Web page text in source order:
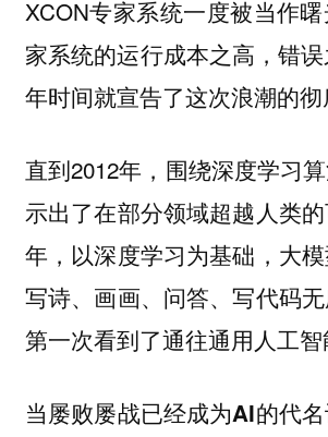
XCON专家系统一度被当作
家系统的运行成本之高，错
年时间就宣告了这次浪潮的彻
直到2012年，围绕深度学习
示出了在部分领域超越人类
年，以深度学习为基础，大模
写诗、画画、问答、写代码
第一次看到了通往通用人工智
当屡败屡战已经成为AI的代